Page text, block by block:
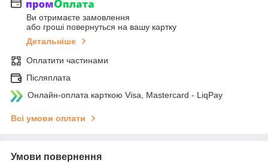
Ви отримаєте замовлення
або гроші повернуться на вашу картку
Детальніше
Оплатити частинами
Післяплата
Онлайн-оплата карткою Visa, Mastercard - LiqPay
Всі умови оплати
Умови повернення